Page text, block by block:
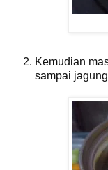
Kemudian
sampai